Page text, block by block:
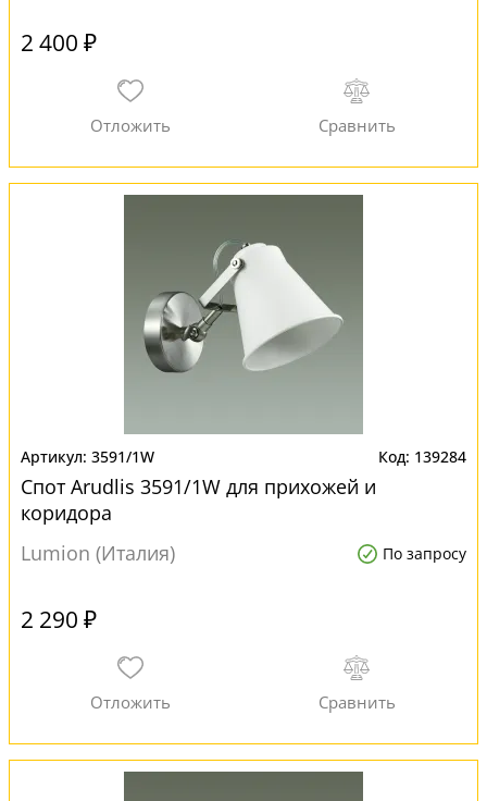
2 400 ₽
3591/1W 139284
Спот Arudlis 3591/1W для прихожей и
коридора
Lumion (Италия)
По запросу
2 290 ₽